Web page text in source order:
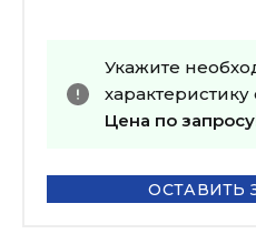
Укажите
Цена по
ОСТАВИТЬ